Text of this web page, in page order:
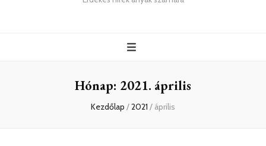
Hónap: 2021. április
Kezdőlap /2021 / április